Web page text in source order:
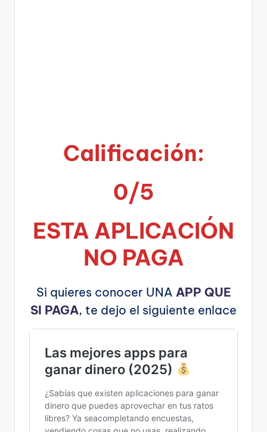
Calificación:
0/5
ESTA APLICACIÓN
NO PAGA
Si quieres conocer UNA APP QUE
SI PAGA, te dejo el siguiente enlace